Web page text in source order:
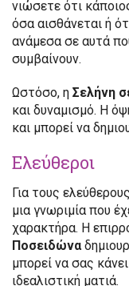
νιώσετε ότι
όσα αισθάνεται ή
ανάμεσα σε αυτά
συμβαίνουν.
Ωστόσο, η Σελήνη
και δυναμισμό. Η
και μπορεί να
Ελεύθεροι
Για τους
μια γνωριμία που
χαρακτήρα. Η
Ποσειδώνα
μπορεί να σας
ιδεαλιστική ματιά.